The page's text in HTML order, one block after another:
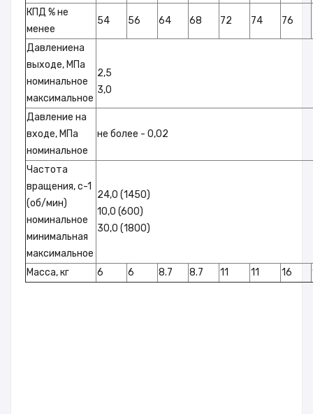
КПД % не
менее
54 56 64 68 72 74 76
Давлениена
выходе, МПа
номинальное
максимальное
2,5
3,0
Давление на
входе, МПа
номинальное
не более - 0,02
Частота
вращения, с-1
(об/мин)
номинальное
минимальная
максимальное
24,0 (1450)
10,0 (600)
30,0 (1800)
Масса, кг 6 6 8.7 8.7 11 11 16